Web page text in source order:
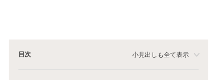
目次 小見出しも全て表示